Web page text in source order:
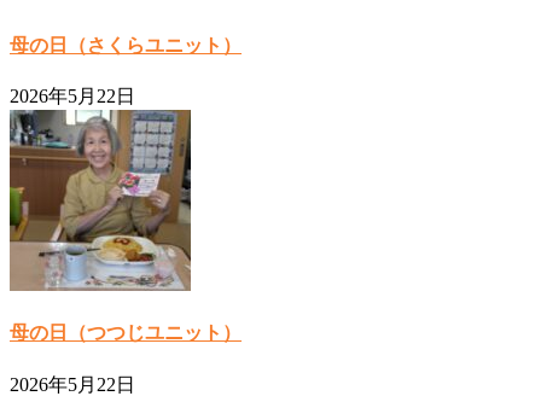
母の日（さくらユニット）
2026年5月22日
母の日（つつじユニット）
2026年5月22日